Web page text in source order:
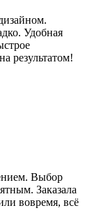
Удобная
результатом!
Выбор
Заказала
вовремя, всё